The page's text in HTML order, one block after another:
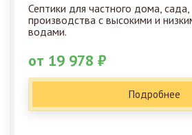
Септики для частного дома, сада,
производства с высокими и
водами.
от 19 978 ₽
Подробнее